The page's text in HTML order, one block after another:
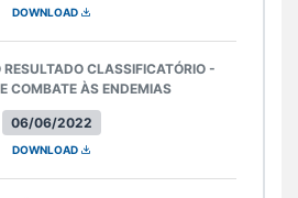
DOWNLOAD
06/06/2022
CLASSIFICATÓRIO -
COMBATE ÀS ENDEMIAS
DOWNLOAD